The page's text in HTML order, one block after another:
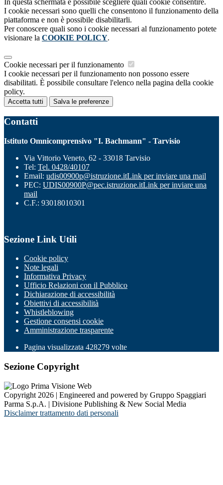
In questa schermata è possibile scegliere quali cookie consentire.
I cookie necessari sono quelli che consentono il funzionamento della
piattaforma e non è possibile disabilitarli.
Per conoscere quali sono i cookie necessari al funzionamento potete
visionare la COOKIE POLICY.
Cookie necessari per il funzionamento
I cookie necessari per il funzionamento non possono essere
disabilitati. È possibile consultare l'elenco nella pagina della cookie
policy.
Accetta tutti Salva le preferenze
Contatti
Istituto Omnicomprensivo "I. Bachmann" - Tarvisio
Via Vittorio Veneto, 62 - 33018 Tarvisio
Tel: Tel. 0428/40107
Email: udis00900p@istruzione.itLink per inviare una mail
PEC: UDIS00900P@pec.istruzione.itLink per inviare una
mail
C.F.: 93018010301
Sezione Link Utili
Cookie policy
Note legali
Informativa Privacy
Ufficio Relazioni con il Pubblico
Dichiarazione di accessibilità
Obiettivi di accessibilità
Whistleblowing
Gestione consensi cookie
Amministrazione trasparente
Pagina visualizzata 428279 volte
Sezione Copyright
Copyright 2026 | Engineered and powered by Gruppo Spaggiari
Parma S.p.A. | Divisione Publishing & New Social Media
Disclaimer trattamento dati personali